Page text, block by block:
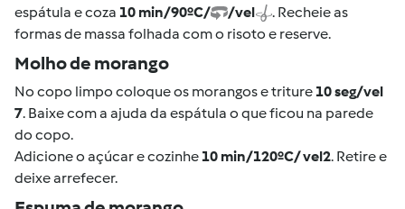
espátula e coza 10 min/90ºC/ /vel
. Recheie as
formas de massa folhada com o risoto e reserve.
Molho de morango
No copo limpo coloque os morangos e triture 10 seg/vel
7. Baixe com a ajuda da espátula o que ficou na parede
do copo.
Adicione o açúcar e cozinhe 10 min/120ºC/ vel2. Retire e
deixe arrefecer.